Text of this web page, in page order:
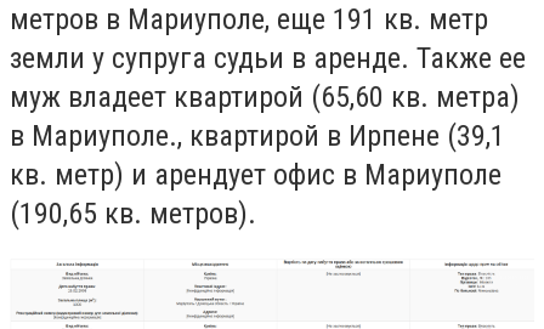
метров в Мариуполе, еще 191 кв. метр
земли у супруга судьи в аренде. Также ее
муж владеет квартирой (65,60 кв. метра)
в Мариуполе., квартирой в Ирпене (39,1
кв. метр) и арендует офис в Мариуполе
(190,65 кв. метров).